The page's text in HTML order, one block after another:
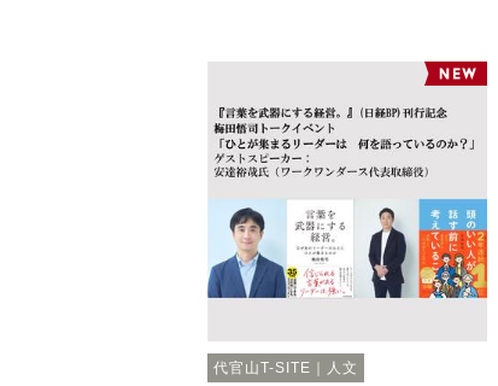
代官山T-SITE｜人文